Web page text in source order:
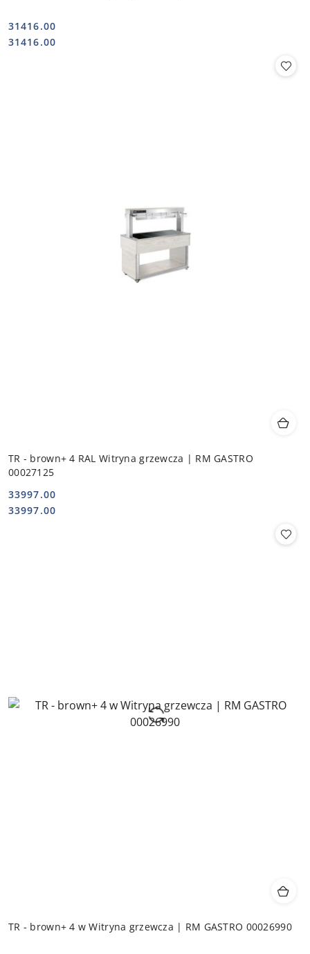
Cena:
31416.00
Cena:
31416.00
TR - brown+ 4 RAL Witryna grzewcza | RM GASTRO
00027125
Cena:
33997.00
Cena:
33997.00
TR - brown+ 4 w Witryna grzewcza | RM GASTRO 00026990